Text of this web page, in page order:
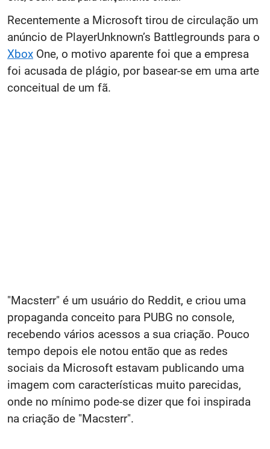
Recentemente a Microsoft tirou de circulação um
anúncio de PlayerUnknown’s Battlegrounds para o
Xbox One, o motivo aparente foi que a empresa
foi acusada de plágio, por basear-se em uma arte
conceitual de um fã.
"Macsterr" é um usuário do Reddit, e criou uma
propaganda conceito para PUBG no console,
recebendo vários acessos a sua criação. Pouco
tempo depois ele notou então que as redes
sociais da Microsoft estavam publicando uma
imagem com características muito parecidas,
onde no mínimo pode-se dizer que foi inspirada
na criação de "Macsterr".